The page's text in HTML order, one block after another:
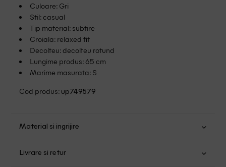
Culoare: Gri
Stil: casual
Tip material: subtire
Croiala: relaxed fit
Decolteu: decolteu rotund
Lungime produs: 65 cm
Marime masurata: S
Cod produs: up749579
Material si ingrijire
Livrare si retur